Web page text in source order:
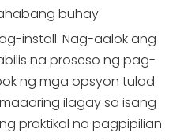
buhay.
install: Nag-aalok ang
na proseso ng pag-
ng mga opsyon tulad
ilagay sa isang
praktikal na pagpipilian